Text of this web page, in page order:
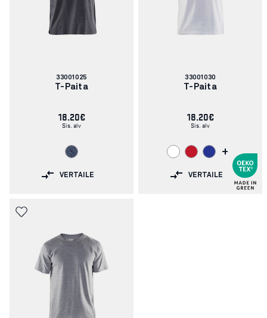
Tuotenumero:
33001025
T-Paita
18.20€
Sis. alv
VERTAILE
Tuotenumero:
33001030
T-Paita
18.20€
Sis. alv
+
VERTAILE